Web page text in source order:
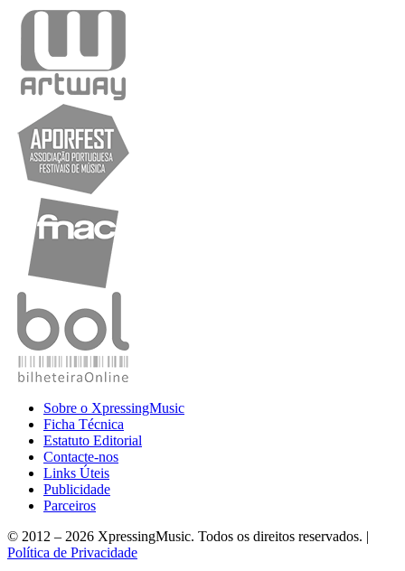
Sobre o XpressingMusic
Ficha Técnica
Estatuto Editorial
Contacte-nos
Links Úteis
Publicidade
Parceiros
© 2012 – 2026 XpressingMusic. Todos os direitos reservados. |
Política de Privacidade